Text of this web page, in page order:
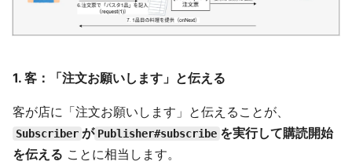
1. 客：「注文お願いします」と伝える
客が店に「注文お願いします」と伝えることが、
Subscriber が Publisher#subscribe を実行して購読開始
を伝える ことに相当します。